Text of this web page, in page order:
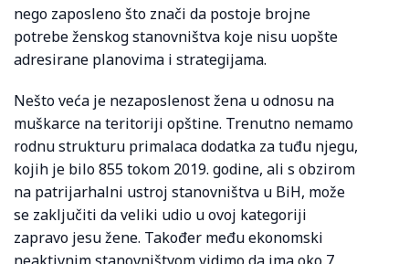
nego zaposleno što znači da postoje brojne
potrebe ženskog stanovništva koje nisu uopšte
adresirane planovima i strategijama.
Nešto veća je nezaposlenost žena u odnosu na
muškarce na teritoriji opštine. Trenutno nemamo
rodnu strukturu primalaca dodatka za tuđu njegu,
kojih je bilo 855 tokom 2019. godine, ali s obzirom
na patrijarhalni ustroj stanovništva u BiH, može
se zaključiti da veliki udio u ovoj kategoriji
zapravo jesu žene. Također među ekonomski